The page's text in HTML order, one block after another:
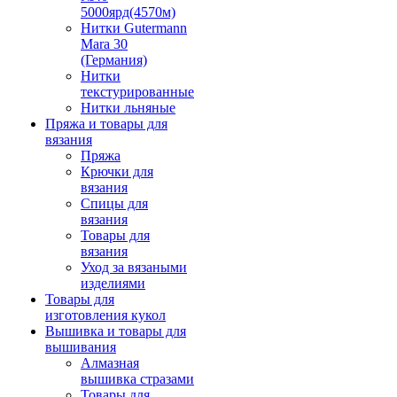
5000ярд(4570м)
Нитки Gutermann
Mara 30
(Германия)
Нитки
текстурированные
Нитки льняные
Пряжа и товары для
вязания
Пряжа
Крючки для
вязания
Спицы для
вязания
Товары для
вязания
Уход за вязаными
изделиями
Товары для
изготовления кукол
Вышивка и товары для
вышивания
Алмазная
вышивка стразами